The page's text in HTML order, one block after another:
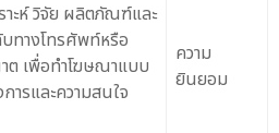
าะห์ วิจัย ผลิตภัณฑ์และ
ทางโทรศัพท์หรือ
เพื่อทำโฆษณาแบบ
ารและความสนใจ
ความ
ยินยอม